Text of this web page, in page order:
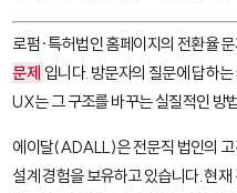
로펌·특허법인 홈페이지의 전환율
문제 입니다. 방문자의 질문에 답하
UX는 그 구조를 바꾸는 실질적인 방
에이달(ADALL)은 전문직 법인의 고
설계 경험을 보유하고 있습니다. 현